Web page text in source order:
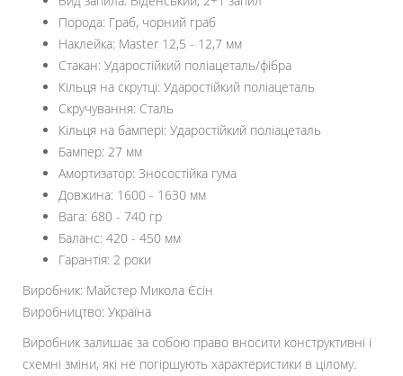
Порода: Граб, чорний граб
Наклейка: Master 12,5 - 12,7 мм
Стакан: Ударостійкий поліацеталь/фібра
Кільця на скрутці: Ударостійкий поліацеталь
Скручування: Сталь
Кільця на бампері: Ударостійкий поліацеталь
Бампер: 27 мм
Амортизатор: Зносостійка гума
Довжина: 1600 - 1630 мм
Вага: 680 - 740 гр
Баланс: 420 - 450 мм
Гарантія: 2 роки
Виробник: Майстер Микола Єсін
Виробництво: Україна
Виробник залишає за собою право вносити конструктивні і
схемні зміни, які не погіршують характеристики в цілому.